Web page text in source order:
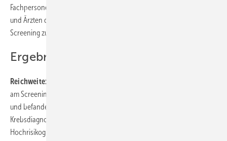
Fachpersonen aus den Hörgerätefachgeschäften sowie Ärztinnen
und Ärzten durchgeführt, um Erfahrungen und Meinungen zum
Screening zu erfassen.
Ergebnisse
Reichweite:
am Screening teil. Die Teilnehmenden waren im Median 33 Jahre alt
und befanden sich – ebenfalls im Median – 26 Jahre nach ihrer
Krebs­diagnose. Insgesamt gehörten 83 der Teilnehmenden zur
Hochrisikogruppe (26 %) und 236 zur Standardrisikogruppe (74 %).